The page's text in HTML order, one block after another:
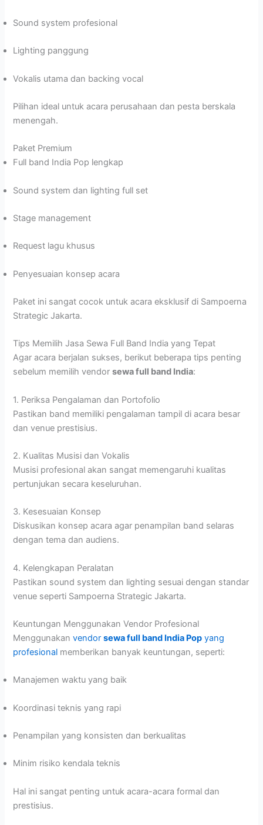
Sound system profesional
Lighting panggung
Vokalis utama dan backing vocal
Pilihan ideal untuk acara perusahaan dan pesta berskala
menengah.
Paket Premium
Full band India Pop lengkap
Sound system dan lighting full set
Stage management
Request lagu khusus
Penyesuaian konsep acara
Paket ini sangat cocok untuk acara eksklusif di Sampoerna
Strategic Jakarta.
Tips Memilih Jasa Sewa Full Band India yang Tepat
Agar acara berjalan sukses, berikut beberapa tips penting
sebelum memilih vendorsewa full band India:
1. Periksa Pengalaman dan Portofolio
Pastikan band memiliki pengalaman tampil di acara besar
dan venue prestisius.
2. Kualitas Musisi dan Vokalis
Musisi profesional akan sangat memengaruhi kualitas
pertunjukan secara keseluruhan.
3. Kesesuaian Konsep
Diskusikan konsep acara agar penampilan band selaras
dengan tema dan audiens.
4. Kelengkapan Peralatan
Pastikan sound system dan lighting sesuai dengan standar
venue seperti Sampoerna Strategic Jakarta.
Keuntungan Menggunakan Vendor Profesional
Menggunakanvendorsewa full band India Pop yang
profesional memberikan banyak keuntungan, seperti:
Manajemen waktu yang baik
Koordinasi teknis yang rapi
Penampilan yang konsisten dan berkualitas
Minim risiko kendala teknis
Hal ini sangat penting untuk acara-acara formal dan
prestisius.